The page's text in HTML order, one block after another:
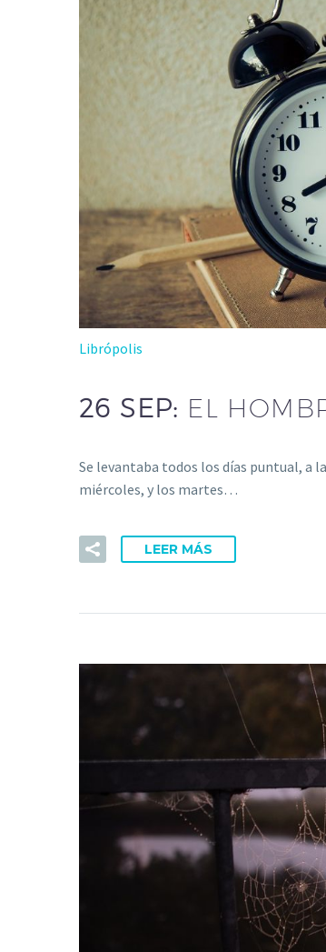
Librópolis
26 SEP: EL
Se levantaba todos los días puntual, a
miércoles, y los martes…
LEER MÁS